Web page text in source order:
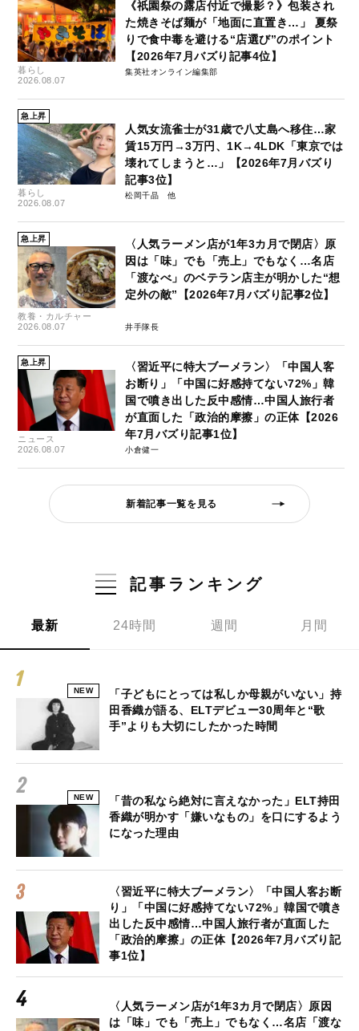
暮らし
2026.08.07
《祇園祭の露店付近で撮影？》包装され
た焼きそば麺が「地面に直置き…」 夏祭
りで食中毒を避ける“店選び”のポイント
【2026年7月バズり記事4位】
集英社オンライン編集部
急上昇
暮らし
2026.08.07
人気女流雀士が31歳で八丈島へ移住…家
賃15万円→3万円、1K→4LDK「東京では
壊れてしまうと…」【2026年7月バズり
記事3位】
松岡千晶
急上昇
教養・カルチャー
2026.08.07
〈人気ラーメン店が1年3カ月で閉店〉原
因は「味」でも「売上」でもなく…名店
「渡なべ」のベテラン店主が明かした“想
定外の敵”【2026年7月バズり記事2位】
井手隊長
急上昇
ニュース
2026.08.07
〈習近平に特大ブーメラン〉「中国人客
お断り」「中国に好感持てない72%」韓
国で噴き出した反中感情…中国人旅行者
が直面した「政治的摩擦」の正体【2026
年7月バズり記事1位】
小倉健一
新着記事一覧を見る
記事ランキング
最新 24時間 週間 月間
NEW
「子どもにとっては私しか母親がいない」持
田香織が語る、ELTデビュー30周年と“歌
手”よりも大切にしたかった時間
NEW
「昔の私なら絶対に言えなかった」ELT持田
香織が明かす「嫌いなもの」を口にするよう
になった理由
〈習近平に特大ブーメラン〉「中国人客お断
り」「中国に好感持てない72%」韓国で噴き
出した反中感情…中国人旅行者が直面した
「政治的摩擦」の正体【2026年7月バズり記
事1位】
〈人気ラーメン店が1年3カ月で閉店〉原因
は「味」でも「売上」でもなく…名店「渡な